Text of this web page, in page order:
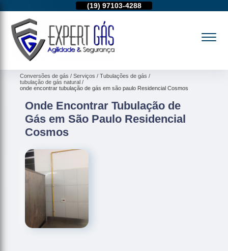
(19) 97103-4288
Conversões de gás Serviços
Tubulações de gás
tubulação de gás natural
onde encontrar tubulação de gás em são paulo Residencial Cosmos
Onde Encontrar Tubulação de
Gás em São Paulo Residencial
Cosmos